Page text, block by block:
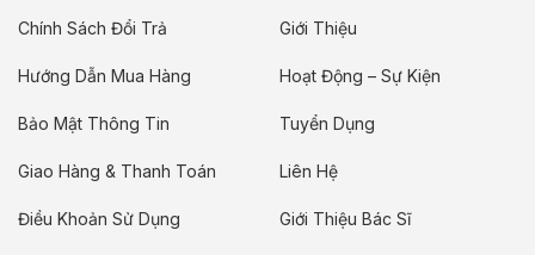
Chính Sách Đổi Trả
Hướng Dẫn Mua Hàng
Bảo Mật Thông Tin
Giao Hàng & Thanh Toán
Điều Khoản Sử Dụng
Giới Thiệu
Hoạt Động – Sự Kiện
Tuyển Dụng
Liên Hệ
Giới Thiệu Bác Sĩ